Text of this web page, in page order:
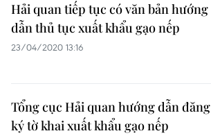
Hải quan tiếp tục có văn bản hướng
dẫn thủ tục xuất khẩu gạo nếp
23/04/2020 13:16
Tổng cục Hải quan hướng dẫn đăng
ký tờ khai xuất khẩu gạo nếp